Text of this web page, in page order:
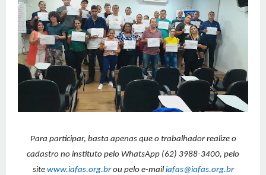
Para participar, basta apenas que o trabalhador realize o
cadastro no instituto pelo WhatsApp (62) 3988-3400, pelo
site www.iafas.org.brou pelo e-mail iafas@iafas.org.br